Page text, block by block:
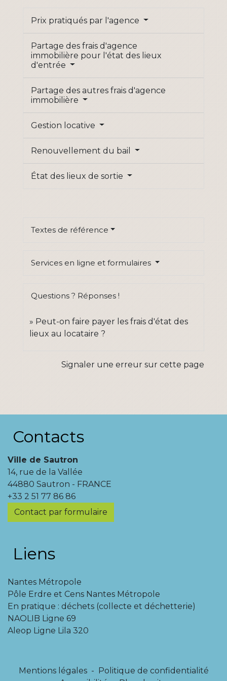
Prix pratiqués par l'agence
Partage des frais d'agence
immobilière pour l'état des lieux
d'entrée
Partage des autres frais d'agence
immobilière
Gestion locative
Renouvellement du bail
État des lieux de sortie
Textes de référence
Services en ligne et formulaires
Questions ? Réponses !
Peut-on faire payer les frais d'état des
lieux au locataire ?
Signaler une erreur sur cette page
Contacts
Ville de Sautron
14, rue de la Vallée
44880 Sautron - FRANCE
+33 2 51 77 86 86
Contact par formulaire
Liens
Nantes Métropole
Pôle Erdre et Cens Nantes Métropole
En pratique : déchets (collecte et déchetterie)
NAOLIB Ligne 69
Aleop Ligne Lila 320
Mentions légales - Politique de confidentialité